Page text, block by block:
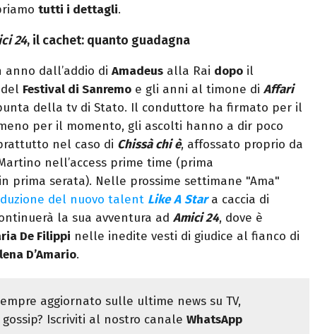
tutti i dettagli.
24, il cachet: quanto guadagna
anno dall’addio di Amadeus alla Rai dopo il
Festival di Sanremo e gli anni al timone di Affari
della tv di Stato. Il conduttore ha firmato per il
per il momento, gli ascolti hanno a dir poco
nel caso di Chissà chi è, affossato proprio da
nell’access prime time (prima
prima serata). Nelle prossime settimane "Ama"
del nuovo talent Like A Stara caccia di
la sua avventura ad Amici 24, dove è
De Filippi nelle inedite vesti di giudice al fianco di
D’Amario.
aggiornato sulle ultime news su TV,
gossip? Iscriviti al nostro canaleWhatsApp